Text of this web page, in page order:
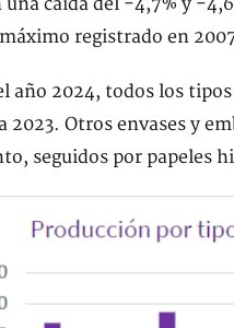
una caída del -4,7% y -
registrado en
año 2024, todos los
2023. Otros envases y
seguidos por papeles